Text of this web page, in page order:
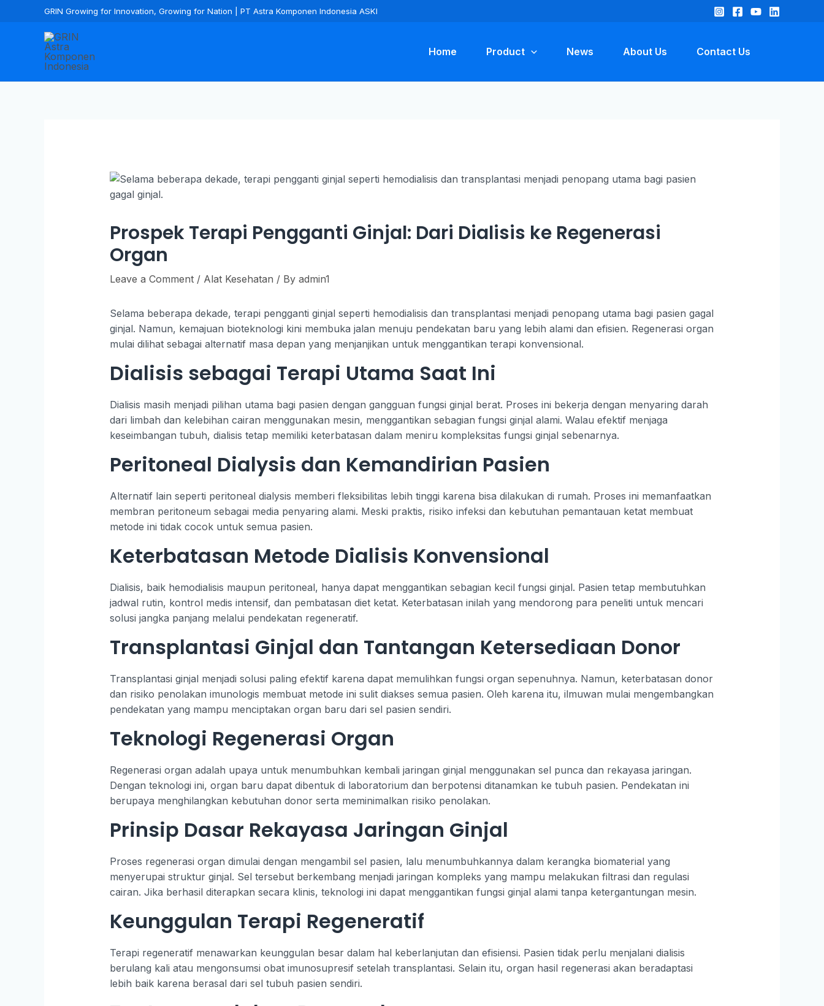
GRIN Growing for Innovation, Growing for Nation | PT Astra Komponen Indonesia ASKI
Home Product News About Us Contact Us
Prospek Terapi Pengganti Ginjal: Dari Dialisis ke Regenerasi
Organ
Leave a Comment / Alat Kesehatan / By admin1
Selama beberapa dekade, terapi pengganti ginjal seperti hemodialisis dan transplantasi menjadi penopang utama bagi pasien gagal
ginjal. Namun, kemajuan bioteknologi kini membuka jalan menuju pendekatan baru yang lebih alami dan efisien. Regenerasi organ
mulai dilihat sebagai alternatif masa depan yang menjanjikan untuk menggantikan terapi konvensional.
Dialisis sebagai Terapi Utama Saat Ini
Dialisis masih menjadi pilihan utama bagi pasien dengan gangguan fungsi ginjal berat. Proses ini bekerja dengan menyaring darah
dari limbah dan kelebihan cairan menggunakan mesin, menggantikan sebagian fungsi ginjal alami. Walau efektif menjaga
keseimbangan tubuh, dialisis tetap memiliki keterbatasan dalam meniru kompleksitas fungsi ginjal sebenarnya.
Peritoneal Dialysis dan Kemandirian Pasien
Alternatif lain seperti peritoneal dialysis memberi fleksibilitas lebih tinggi karena bisa dilakukan di rumah. Proses ini memanfaatkan
membran peritoneum sebagai media penyaring alami. Meski praktis, risiko infeksi dan kebutuhan pemantauan ketat membuat
metode ini tidak cocok untuk semua pasien.
Keterbatasan Metode Dialisis Konvensional
Dialisis, baik hemodialisis maupun peritoneal, hanya dapat menggantikan sebagian kecil fungsi ginjal. Pasien tetap membutuhkan
jadwal rutin, kontrol medis intensif, dan pembatasan diet ketat. Keterbatasan inilah yang mendorong para peneliti untuk mencari
solusi jangka panjang melalui pendekatan regeneratif.
Transplantasi Ginjal dan Tantangan Ketersediaan Donor
Transplantasi ginjal menjadi solusi paling efektif karena dapat memulihkan fungsi organ sepenuhnya. Namun, keterbatasan donor
dan risiko penolakan imunologis membuat metode ini sulit diakses semua pasien. Oleh karena itu, ilmuwan mulai mengembangkan
pendekatan yang mampu menciptakan organ baru dari sel pasien sendiri.
Teknologi Regenerasi Organ
Regenerasi organ adalah upaya untuk menumbuhkan kembali jaringan ginjal menggunakan sel punca dan rekayasa jaringan.
Dengan teknologi ini, organ baru dapat dibentuk di laboratorium dan berpotensi ditanamkan ke tubuh pasien. Pendekatan ini
berupaya menghilangkan kebutuhan donor serta meminimalkan risiko penolakan.
Prinsip Dasar Rekayasa Jaringan Ginjal
Proses regenerasi organ dimulai dengan mengambil sel pasien, lalu menumbuhkannya dalam kerangka biomaterial yang
menyerupai struktur ginjal. Sel tersebut berkembang menjadi jaringan kompleks yang mampu melakukan filtrasi dan regulasi
cairan. Jika berhasil diterapkan secara klinis, teknologi ini dapat menggantikan fungsi ginjal alami tanpa ketergantungan mesin.
Keunggulan Terapi Regeneratif
Terapi regeneratif menawarkan keunggulan besar dalam hal keberlanjutan dan efisiensi. Pasien tidak perlu menjalani dialisis
berulang kali atau mengonsumsi obat imunosupresif setelah transplantasi. Selain itu, organ hasil regenerasi akan beradaptasi
lebih baik karena berasal dari sel tubuh pasien sendiri.